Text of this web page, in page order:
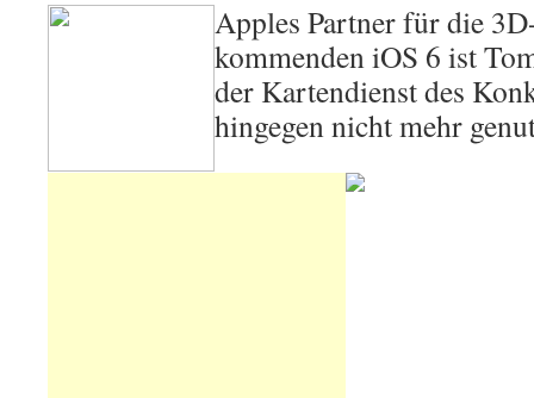
Apples Partner für die
kommenden iOS 6 ist
der Kartendienst des
hingegen nicht mehr